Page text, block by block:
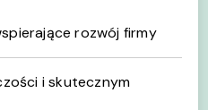
rozwój firmy
i skutecznym